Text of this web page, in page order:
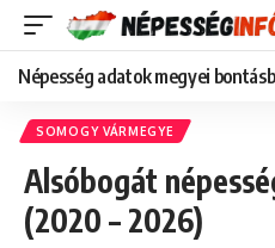
Népesség adatok megyei
SOMOGY VÁRMEGYE
Alsóbogát
(2020 – 2026)